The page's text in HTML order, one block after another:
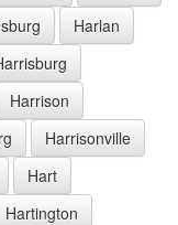
Harlan
Harrison
Harrisonville
Hart
Hartington